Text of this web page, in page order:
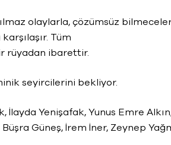
olaylarla, çözümsüz
Tüm
rüyadan ibarettir.
seyircilerini bekliyor.
İlayda Yenişafak, Yunus Emre
Güneş, İrem İner, Zeynep